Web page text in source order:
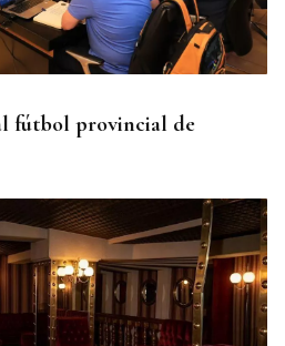
su "apoyo" a Ana
candidata" a la
fútbol provincial de